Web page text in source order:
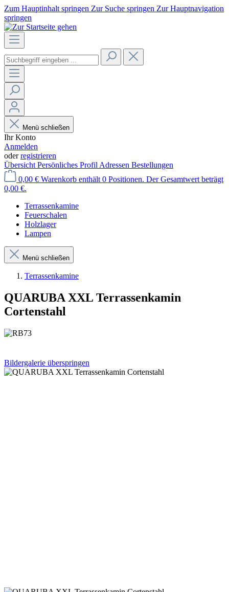
Zum Hauptinhalt springen Zur Suche springen Zur Hauptnavigation
springen
Menü schließen
Ihr Konto
Anmelden
oderregistrieren
Übersicht Persönliches Profil Adressen Bestellungen
0,00 € Warenkorb enthält 0 Positionen. Der Gesamtwert beträgt
0,00 €.
Terrassenkamine
Feuerschalen
Holzlager
Lampen
Menü schließen
Terrassenkamine
QUARUBA XXL Terrassenkamin
Cortenstahl
Bildergalerie überspringen